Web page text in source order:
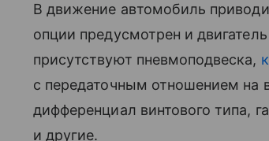
В движение автомобиль
опции предусмотрен и
присутствуют пневмоподвеска,
с передаточным отношением
дифференциал винтового типа,
и другие.